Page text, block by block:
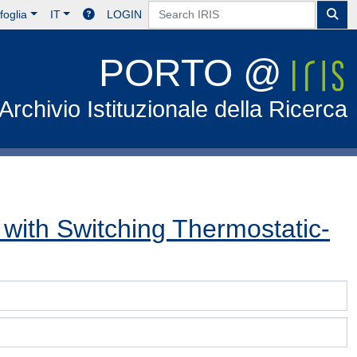
IT LOGIN
PORTO @
Istituzionale della Ricerca
Switching Thermostatic-